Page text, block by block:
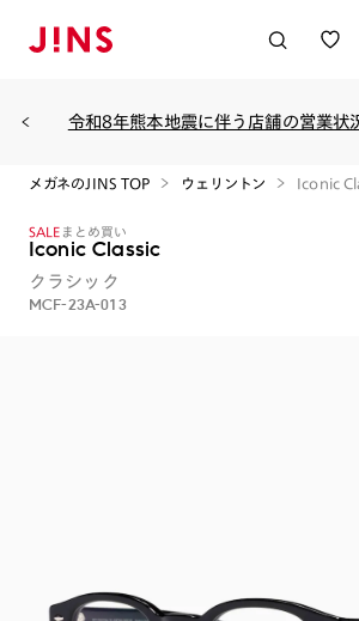
令和8年熊本地震に伴う店舗の営業状
メガネのJINS TOP ウェリントン Iconic
SALE まとめ買い
Iconic Classic
クラシック
MCF-23A-013